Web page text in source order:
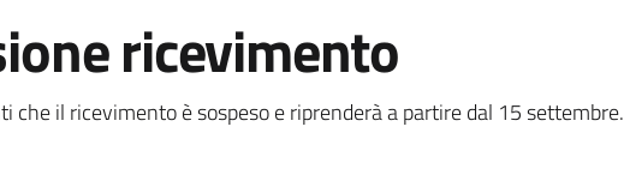
ricevimento
che il ricevimento è sospeso e riprenderà a partire dal 15 settembre.